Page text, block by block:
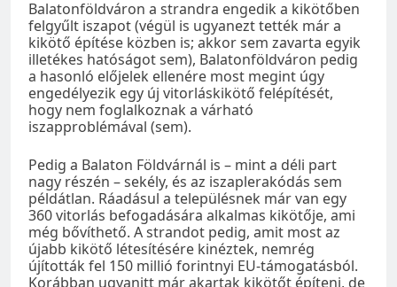
Balatonföldváron a strandra engedik a kikötőben
felgyűlt iszapot (végül is ugyanezt tették már a
kikötő építése közben is; akkor sem zavarta egyik
illetékes hatóságot sem), Balatonföldváron pedig
a hasonló előjelek ellenére most megint úgy
engedélyezik egy új vitorláskikötő felépítését,
hogy nem foglalkoznak a várható
iszapproblémával (sem).
Pedig a Balaton Földvárnál is – mint a déli part
nagy részén – sekély, és az iszaplerakódás sem
példátlan. Ráadásul a településnek már van egy
360 vitorlás befogadására alkalmas kikötője, ami
még bővíthető. A strandot pedig, amit most az
újabb kikötő létesítésére kinéztek, nemrég
újították fel 150 millió forintnyi EU-támogatásból.
Korábban ugyanitt már akartak kikötőt építeni, de